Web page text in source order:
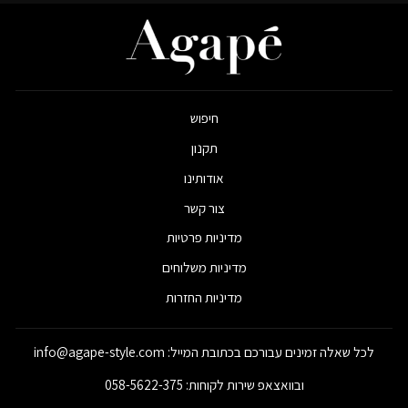
חיפוש
תקנון
אודותינו
צור קשר
מדיניות פרטיות
מדיניות משלוחים
מדיניות החזרות
לכל שאלה זמינים עבורכם בכתובת המייל: info@agape-style.com
ובוואצאפ שירות לקוחות: 058-5622-375